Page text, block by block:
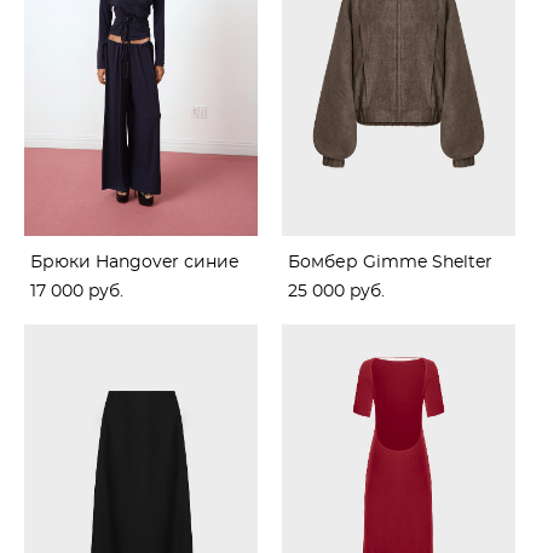
Брюки Hangover синие
17 000 pуб.
Бомбер Gimme Shelter
25 000 pуб.